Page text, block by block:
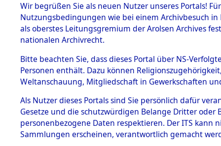
BESTÄNDE
1.
Inhaftierungsdoku
mente
1.2.9 Beim ITS
Effekten
1.2.9.1
Effekten aus
dem KZ
Dachau
0001
Wir begrüßen Sie als neuen Nutzer unseres Portals!
Nutzungsbedingungen wie bei einem Archivbesuch
als oberstes Leitungsgremium der Arolsen Archives
nationalen Archivrecht.
Bitte beachten Sie, dass dieses Portal über NS-
Personen enthält. Dazu können
Weltanschauung, Mitgliedschaft in Gewerkschaften
Als Nutzer dieses Portals sind Sie persönlich dafür
Gesetze und die schutzwürdigen Belange Dritter
personenbezogene Daten respektieren. Der ITS
Sammlungen erscheinen, verantwortlich gemacht